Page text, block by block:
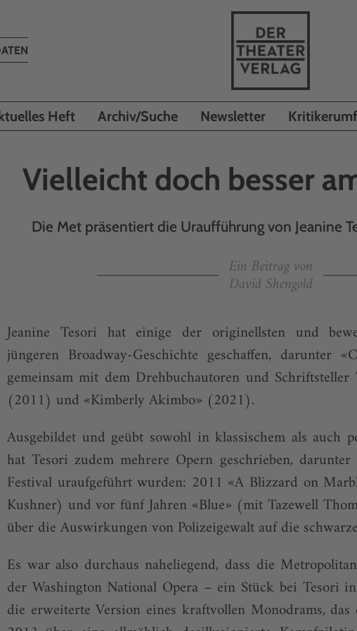
Heft Archiv/Suche Newsletter
Vielleicht doch besser
Die Met präsentiert die Uraufführung von Jeanine
Ein Beitrag von
David Shengold
Jeanine Tesori hat einige der originellsten und
jüngeren Broadway-Geschichte geschaffen, darunter
gemeinsam mit dem Drehbuchautoren und
(2011) und «Kimberly Akimbo» (2021).
Ausgebildet und geübt sowohl in klassischem als auch
hat Tesori zudem mehrere Opern geschrieben,
Festival uraufgeführt wurden: 2011 «A Blizzard on
Kushner) und vor fünf Jahren «Blue» (mit Tazewell
über die Auswirkungen von Polizeigewalt auf die
Es war also durchaus naheliegend, dass die
der Washington National Opera – ein Stück bei Tesori
die erweiterte Version eines kraftvollen Monodrams,